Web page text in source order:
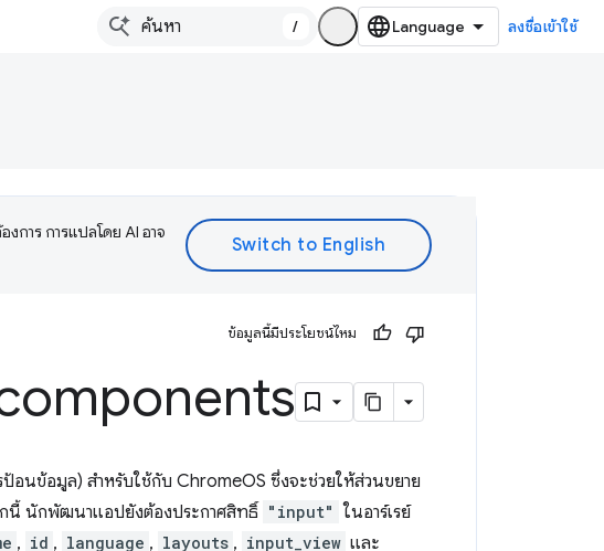
/ ลงชื่อเข้าใช้
การ การแปลโดย AI อาจ
ข้อมูลนี้มีประโยชน์ไหม
ป้อนข้อมูล) สำหรับใช้กับ ChromeOS ซึ่งจะช่วยให้ส่วนขยาย
กนี้ นักพัฒนาแอปยังต้องประกาศสิทธิ์ "input" ในอาร์เรย์
, id , language , layouts , input_view และ